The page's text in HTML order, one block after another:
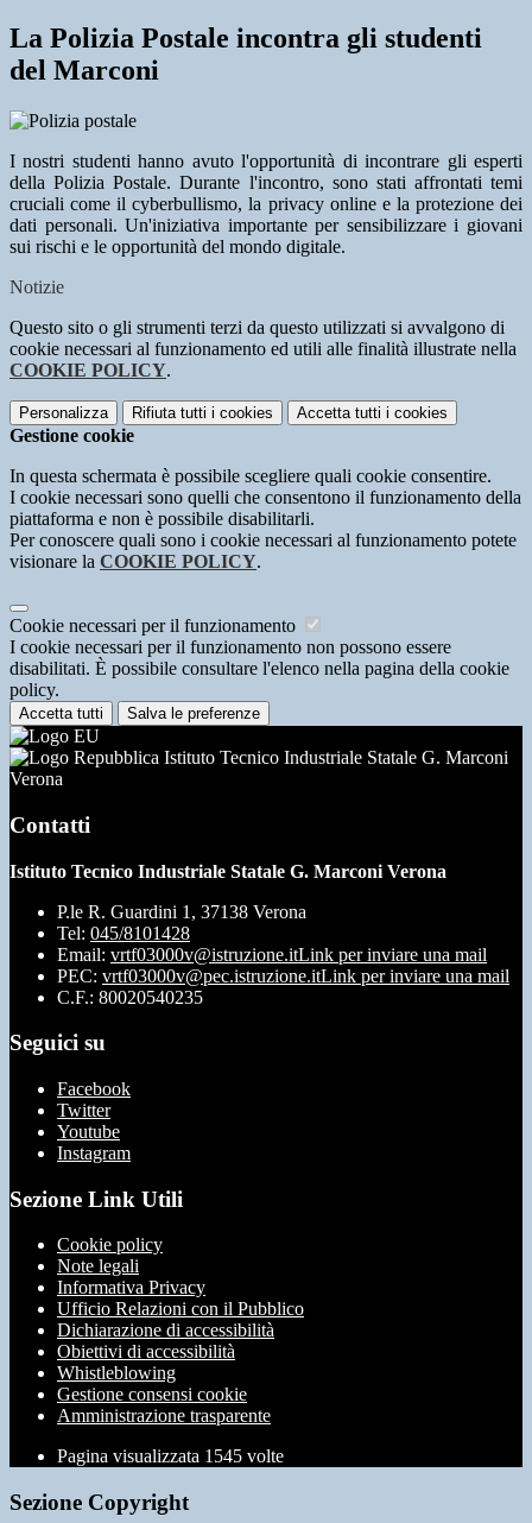
La Polizia Postale incontra gli studenti
del Marconi
I nostri studenti hanno avuto l'opportunità di incontrare gli esperti
della Polizia Postale. Durante l'incontro, sono stati affrontati temi
cruciali come il cyberbullismo, la privacy online e la protezione dei
dati personali. Un'iniziativa importante per sensibilizzare i giovani
sui rischi e le opportunità del mondo digitale.
Notizie
Questo sito o gli strumenti terzi da questo utilizzati si avvalgono di
cookie necessari al funzionamento ed utili alle finalità illustrate nella
COOKIE POLICY.
Personalizza Rifiuta tutti i cookies Accetta tutti i cookies
Gestione cookie
In questa schermata è possibile scegliere quali cookie consentire.
I cookie necessari sono quelli che consentono il funzionamento della
piattaforma e non è possibile disabilitarli.
Per conoscere quali sono i cookie necessari al funzionamento potete
visionare la COOKIE POLICY.
Cookie necessari per il funzionamento
I cookie necessari per il funzionamento non possono essere
disabilitati. È possibile consultare l'elenco nella pagina della cookie
policy.
Accetta tutti Salva le preferenze
Istituto Tecnico Industriale Statale G. Marconi
Verona
Contatti
Istituto Tecnico Industriale Statale G. Marconi Verona
P.le R. Guardini 1, 37138 Verona
Tel: 045/8101428
Email: vrtf03000v@istruzione.itLink per inviare una mail
PEC: vrtf03000v@pec.istruzione.itLink per inviare una mail
C.F.: 80020540235
Seguici su
Facebook
Twitter
Youtube
Instagram
Sezione Link Utili
Cookie policy
Note legali
Informativa Privacy
Ufficio Relazioni con il Pubblico
Dichiarazione di accessibilità
Obiettivi di accessibilità
Whistleblowing
Gestione consensi cookie
Amministrazione trasparente
Pagina visualizzata 1545 volte
Sezione Copyright